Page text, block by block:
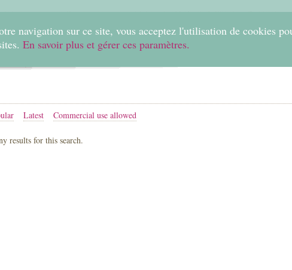
navigation sur ce site, vous acceptez l'utilisation de cookies
En savoir plus et gérer ces paramètres.
Latest Commercial use allowed
results for this search.